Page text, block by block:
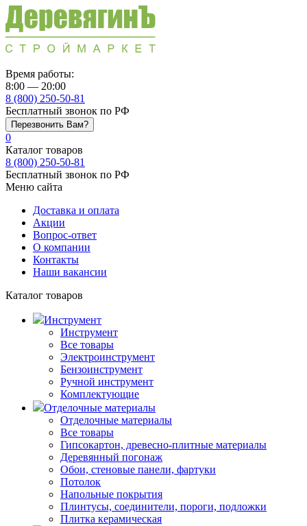
Время работы:
8:00 — 20:00
8 (800) 250-50-81
Бесплатный звонок по РФ
Перезвонить Вам?
0
Каталог товаров
8 (800) 250-50-81
Бесплатный звонок по РФ
Меню сайта
Доставка и оплата
Акции
Вопрос-ответ
О компании
Контакты
Наши вакансии
Каталог товаров
Инструмент
Инструмент
Все товары
Электроинструмент
Бензоинструмент
Ручной инструмент
Комплектующие
Отделочные материалы
Отделочные материалы
Все товары
Гипсокартон, древесно-плитные материалы
Деревянный погонаж
Обои, стеновые панели, фартуки
Потолок
Напольные покрытия
Плинтусы, соединители, пороги, подложки
Плитка керамическая